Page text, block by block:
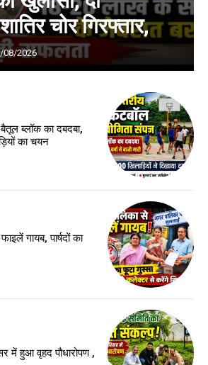
चोर गिरफ्तार,
08/2026
बैतूल ब्लॉक का दबदबा,
का चयन
गायब, पार्षदों का
में हुआ वृहद पौधारोपण ,